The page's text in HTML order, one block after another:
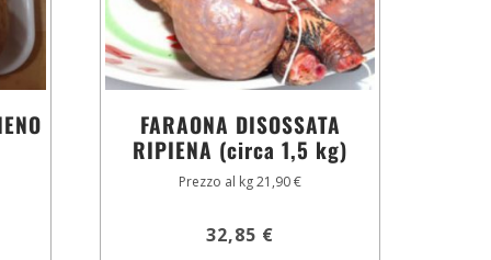
FARAONA DISOSSATA
RIPIENA (circa 1,5 kg)
Prezzo al kg 21,90 €
32,85 €